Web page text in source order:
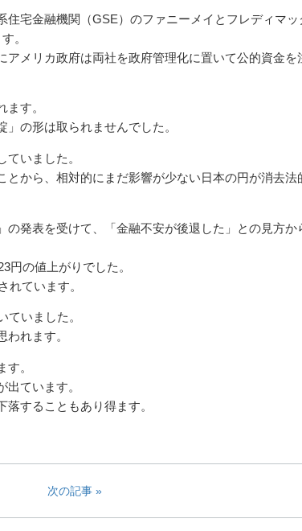
宅金融機関（GSE）のファニーメイとフレディマ
。
アメリカ政府は両社を政府管理化に置いて公的資金を
す。
の形は取られませんでした。
いました。
から、相対的にまだ影響が少ない日本の円が消去法
発表を受けて、「金融不安が後退した」との見方か
円の値上がりでした。
れています。
ていました。
れます。
。
ています。
することもあり得ます。
次の記事